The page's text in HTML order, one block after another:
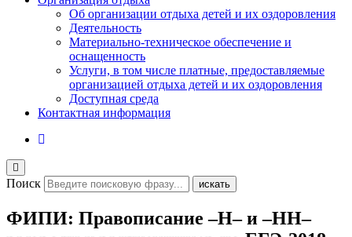
Об организации отдыха детей и их оздоровления
Деятельность
Материально-техническое обеспечение и
оснащенность
Услуги, в том числе платные, предоставляемые
организацией отдыха детей и их оздоровления
Доступная среда
Контактная информация
Поиск искать
ФИПИ: Правописание –Н– и –НН–